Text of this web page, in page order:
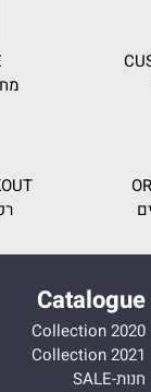
Catalogue
Collection 2020
Collection 2021
חנות-SALE